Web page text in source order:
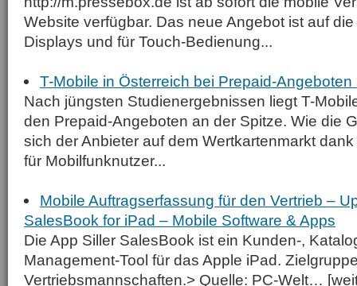
Website verfügbar. Das neue Angebot ist auf
Displays und für Touch-Bedienung...
T-Mobile in Österreich bei Prepaid-
Nach jüngsten Studienergebnissen liegt T-
den Prepaid-Angeboten an der Spitze. Wie die
sich der Anbieter auf dem Wertkartenmarkt
für Mobilfunknutzer...
Mobile Auftragserfassung für den Vertrieb –
SalesBook for iPad – Mobile Software & Apps
Die App Siller SalesBook ist ein Kunden-,
Management-Tool für das Apple iPad.
Vertriebsmannschaften.> Quelle: PC-Welt…